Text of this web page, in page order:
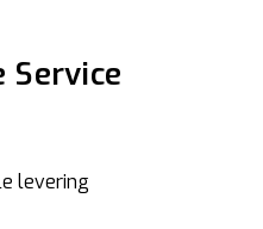
Service
levering